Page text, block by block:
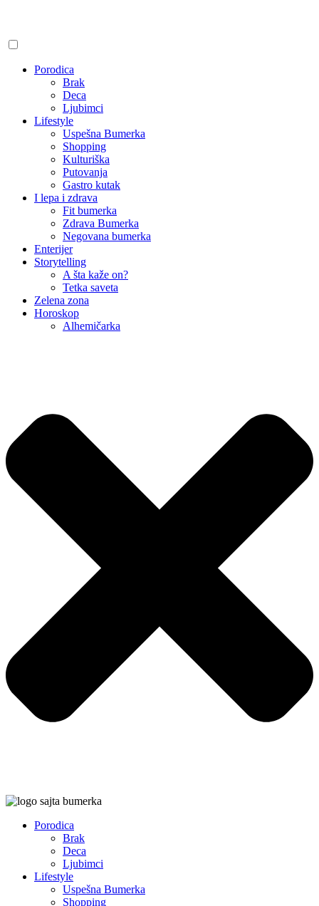
Porodica
Brak
Deca
Ljubimci
Lifestyle
Uspešna Bumerka
Shopping
Kulturiška
Putovanja
Gastro kutak
I lepa i zdrava
Fit bumerka
Zdrava Bumerka
Negovana bumerka
Enterijer
Storytelling
A šta kaže on?
Tetka saveta
Zelena zona
Horoskop
Alhemičarka
Porodica
Brak
Deca
Ljubimci
Lifestyle
Uspešna Bumerka
Shopping